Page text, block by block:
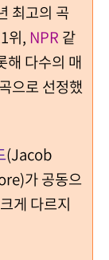
최고의 곡
위, NPR 같
해 다수의 매
으로 선정했
(Jacob
가 공동으
게 다르지